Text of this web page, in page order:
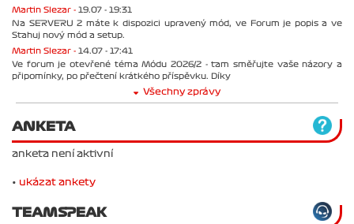
Martin Slezar - 19.07 - 19:31
Na SERVERU 2 máte k dispozici upravený mód, ve Forum je popis a ve
Stahuj nový mód a setup.
Martin Slezar - 14.07 - 17:41
Ve forum je otevřené téma Módu 2026/2 - tam směřujte vaše názory a
připomínky, po přečtení krátkého příspěvku. Díky
Všechny zprávy
ANKETA
anketa není aktivní
• ukázat ankety
TEAMSPEAK